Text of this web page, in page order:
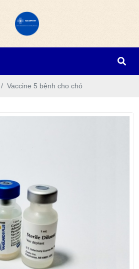
Vaccine 5 bệnh cho chó